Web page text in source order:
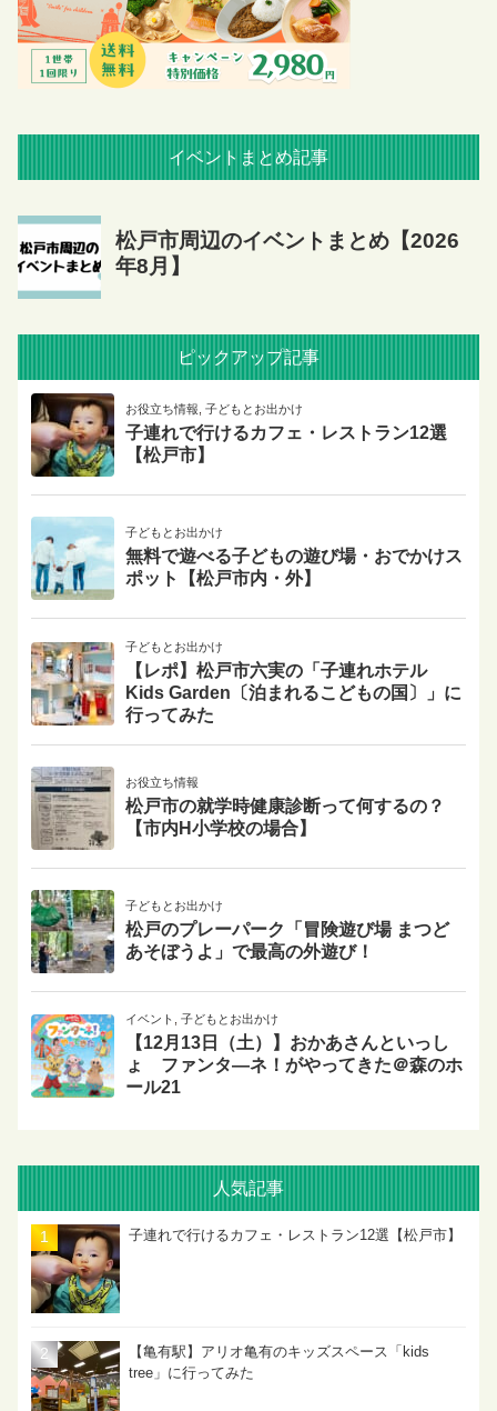
イベントまとめ記事
ピックアップ記事
お役立ち情報 子どもとお出かけ
子連れで行けるカフェ・レストラン12選
【松戸市】
子どもとお出かけ
無料で遊べる子どもの遊び場・おでかけス
ポット【松戸市内・外】
子どもとお出かけ
【レポ】松戸市六実の「子連れホテル
Kids Garden〔泊まれるこどもの国〕」に
行ってみた
お役立ち情報
松戸市の就学時健康診断って何するの？
【市内H小学校の場合】
子どもとお出かけ
松戸のプレーパーク「冒険遊び場 まつど
あそぼうよ」で最高の外遊び！
イベント 子どもとお出かけ
【12月13日（土）】おかあさんといっし
ょ ファンタ―ネ！がやってきた＠森のホ
ール21
人気記事
子連れで行けるカフェ・レストラン12選【松戸市】
【亀有駅】アリオ亀有のキッズスペース「kids
tree」に行ってみた